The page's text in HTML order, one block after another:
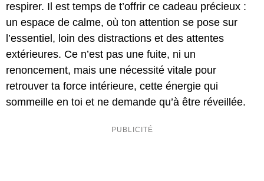
respirer. Il est temps de t’offrir ce cadeau précieux :
un espace de calme, où ton attention se pose sur
l’essentiel, loin des distractions et des attentes
extérieures. Ce n’est pas une fuite, ni un
renoncement, mais une nécessité vitale pour
retrouver ta force intérieure, cette énergie qui
sommeille en toi et ne demande qu’à être réveillée.